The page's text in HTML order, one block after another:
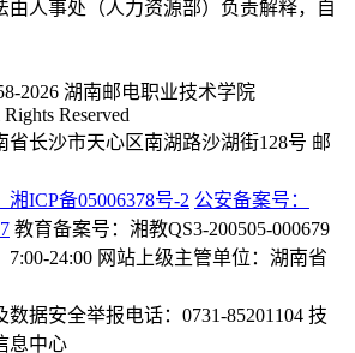
由人事处（人力资源部）负责解释，自
2026 湖南邮电职业技术学院
Reserved
省长沙市天心区南湖路沙湖街128号 邮
ICP备05006378号-2 公安备案号：
教育备案号：湘教QS3-200505-000679
7:00-24:00 网站上级主管单位：湖南省
据安全举报电话：0731-85201104 技
息中心